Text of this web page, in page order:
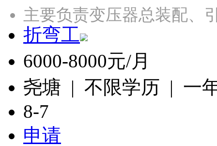
主要负责变压器总装配
折弯工
6000-8000元/月
尧塘 | 不限学历 | 一
8-7
申请